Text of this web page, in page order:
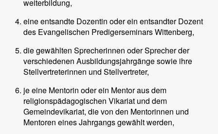
weiterbildung,
eine entsandte Dozentin oder ein entsandter Dozent
des Evangelischen Predigerseminars Wittenberg,
die gewählten Sprecherinnen oder Sprecher der
verschiedenen Ausbildungsjahrgänge sowie ihre
Stellvertreterinnen und Stellvertreter,
je eine Mentorin oder ein Mentor aus dem
religionspädagogischen Vikariat und dem
Gemeindevikariat, die von den Mentorinnen und
Mentoren eines Jahrgangs gewählt werden,